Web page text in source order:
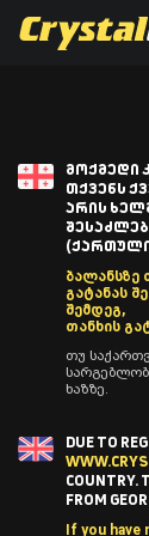
ᲛᲝᲥᲛᲔᲓᲘ
ᲗᲥᲕᲔᲜᲡ
ᲐᲠᲘᲡ
(ᲥᲐᲠᲗᲣᲚᲘ
ბალანსზე
გატანას
შემდეგ,
თანხის
თუ
ხაზზე.
DUE TO
COUNTRY.
FROM
If you have